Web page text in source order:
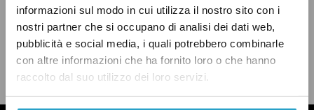
informazioni sul modo in cui utilizza il nostro sito con i
nostri partner che si occupano di analisi dei dati web,
pubblicità e social media, i quali potrebbero combinarle
con altre informazioni che ha fornito loro o che hanno
raccolto dal suo utilizzo dei loro servizi.
CONDIVIDI
facebook
twitterwhatsapp
emailbluesky
LEGGI LA NOSTRA POLITICA DELLE CORREZIONI